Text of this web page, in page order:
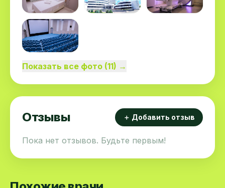
Показать все фото (11) →
Отзывы ＋ Добавить отзыв
Пока нет отзывов. Будьте первым!